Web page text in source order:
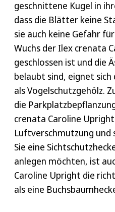
Heckenratgeber.
geschnittene Kugel in
dass die Blätter keine
sie auch keine Gefahr
Wuchs der Ilex crenata
geschlossen ist und die
belaubt sind, eignet sich
als Vogelschutzgehölz.
die
crenata Caroline
Luftverschmutzung und
Sie eine
anlegen möchten, ist
Caroline Upright die
als eine